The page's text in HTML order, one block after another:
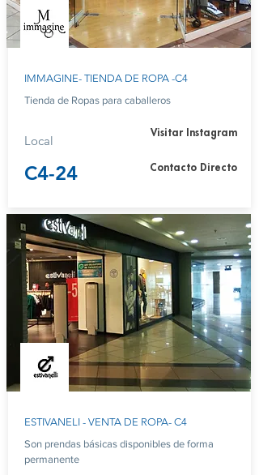
IMMAGINE- TIENDA DE ROPA -C4
Tienda de Ropas para caballeros
Local
Visitar Instagram
C4-24 Contacto Directo
ESTIVANELI - VENTA DE ROPA- C4
Son prendas básicas disponibles de forma
permanente